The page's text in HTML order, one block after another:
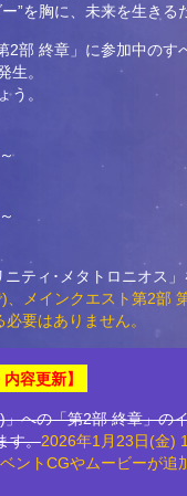
”を胸に、未来を生きる
2部 終章」に参加中のす
生。
う。
ティ･メタトロニオス
メインクエスト第2部
要はありません。
容更新】
への「第2部 終章」の
す。2026年1月23日(金)
ントCGやムービーが追